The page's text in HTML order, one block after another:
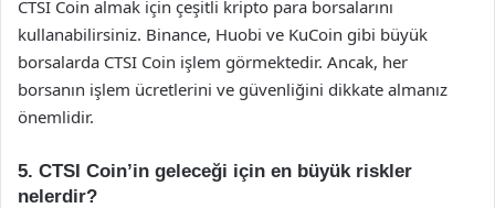
CTSI Coin almak için çeşitli kripto para borsalarını
kullanabilirsiniz. Binance, Huobi ve KuCoin gibi büyük
borsalarda CTSI Coin işlem görmektedir. Ancak, her
borsanın işlem ücretlerini ve güvenliğini dikkate almanız
önemlidir.
5. CTSI Coin’in geleceği için en büyük riskler
nelerdir?